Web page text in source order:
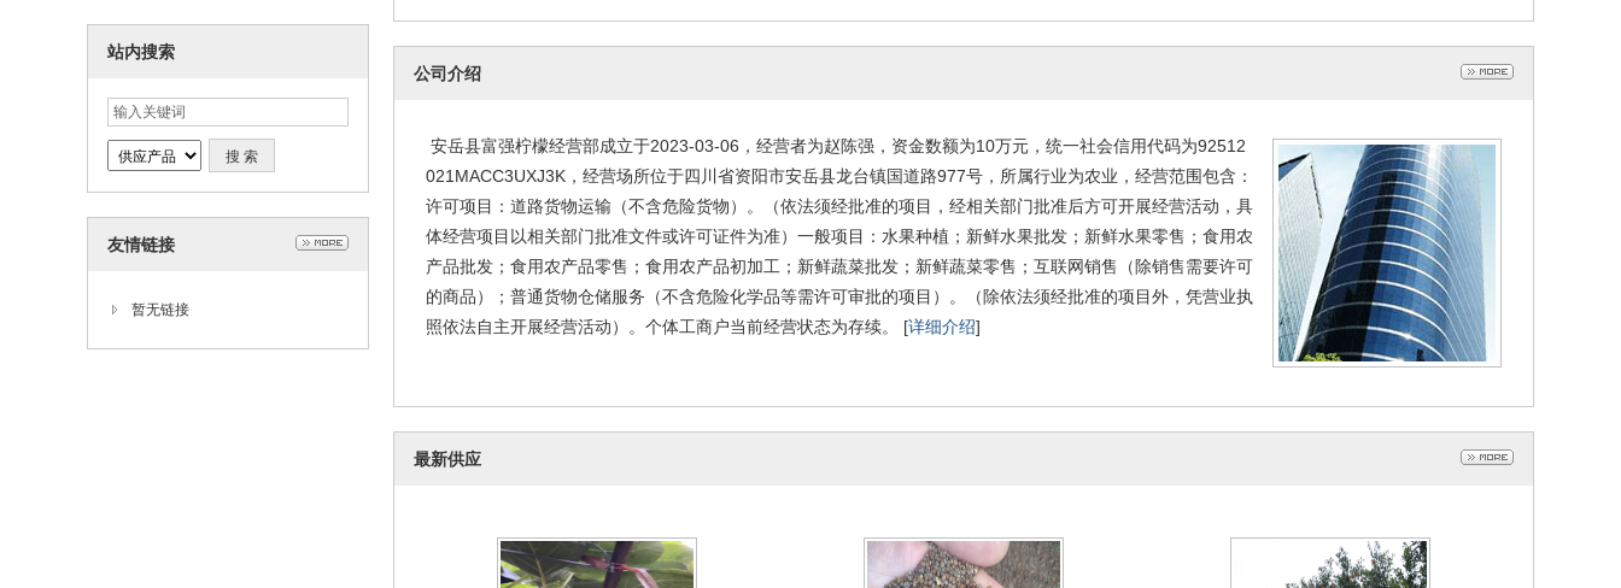
站内搜索
友情链接
暂无链接
公司介绍
安岳县富强柠檬经营部成立于2023-03-06，经营者为赵陈强，资金数额为10万元，统一社会信用代码为92512
021MACC3UXJ3K，经营场所位于四川省资阳市安岳县龙台镇国道路977号，所属行业为农业，经营范围包含：
许可项目：道路货物运输（不含危险货物）。（依法须经批准的项目，经相关部门批准后方可开展经营活动，具
体经营项目以相关部门批准文件或许可证件为准）一般项目：水果种植；新鲜水果批发；新鲜水果零售；食用农
产品批发；食用农产品零售；食用农产品初加工；新鲜蔬菜批发；新鲜蔬菜零售；互联网销售（除销售需要许可
的商品）；普通货物仓储服务（不含危险化学品等需许可审批的项目）。（除依法须经批准的项目外，凭营业执
照依法自主开展经营活动）。个体工商户当前经营状态为存续。 [详细介绍]
最新供应